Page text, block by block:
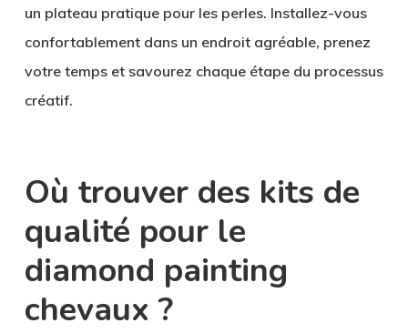
un plateau pratique pour les perles. Installez-vous
confortablement dans un endroit agréable, prenez
votre temps et savourez chaque étape du processus
créatif.
Où trouver des kits de
qualité pour le
diamond painting
chevaux ?